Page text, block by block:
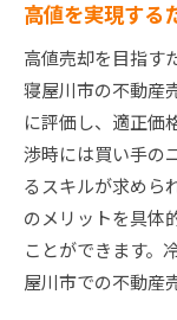
高値を実現する
高値売却を目指す
寝屋川市の不動産
に評価し、適正価
渉時には買い手の
るスキルが求めら
のメリットを具体
ことができます。
屋川市での不動産